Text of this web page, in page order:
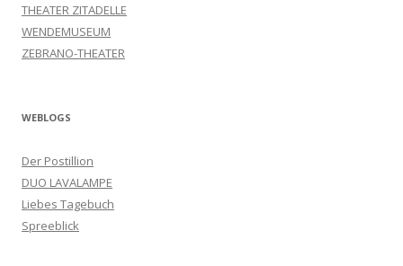
THEATER ZITADELLE
WENDEMUSEUM
ZEBRANO-THEATER
WEBLOGS
Der Postillion
DUO LAVALAMPE
Liebes Tagebuch
Spreeblick